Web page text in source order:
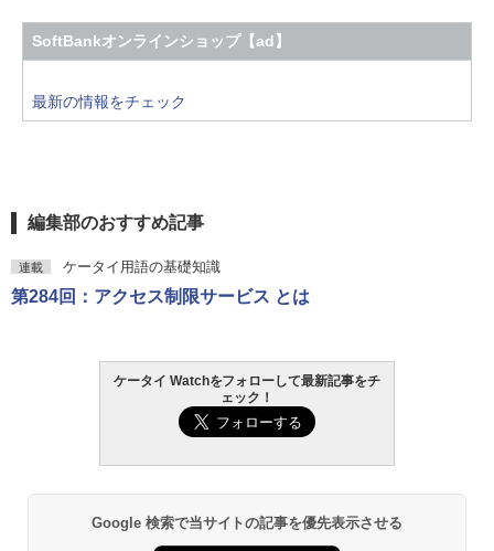
SoftBankオンラインショップ【ad】
最新の情報をチェック
編集部のおすすめ記事
連載 ケータイ用語の基礎知識
第284回：アクセス制限サービス とは
ケータイ Watchをフォローして最新記事をチ
ェック！
Google 検索で当サイトの記事を優先表示させる